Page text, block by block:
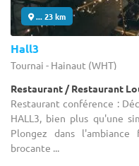
... 23 km
Hall3
Tournai - Hainaut (WHT)
Restaurant / Restaurant
Restaurant conférence :
HALL3, bien plus qu'une
Plongez dans
brocante ...